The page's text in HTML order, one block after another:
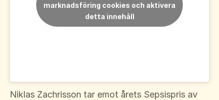
marknadsföring cookies och aktivera
detta innehåll
Niklas Zachrisson tar emot årets Sepsispris av